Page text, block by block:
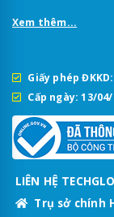
Xem thêm...
Giấy phép
Cấp ngày: 13/04/
LIÊN HỆ
Trụ sở chính